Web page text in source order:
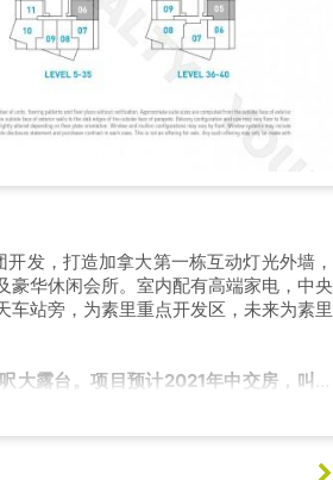
发，打造加拿大第一栋互动灯光外墙，
华休闲会所。室内配有高端家电，中央
站旁，为素里重点开发区，未来为素里
大露台。项目预计2021年中交房，叫价